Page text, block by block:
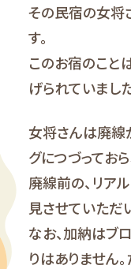
その民宿の女将
す。
このお宿のこと
げられていました
女将さんは廃線
グにつづってお
廃線前の、リア
見させていただ
なお、加納はブ
りはありません